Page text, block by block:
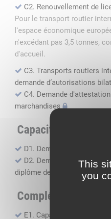
This
you
C2. Renouvellement de
Pour le transport routier
l'espace économique
n'excédant pas 3,5 tonnes,
d'accueil.
C3. Transports routiers
demande d’autorisations
C4. Demande
marchandises
Capacité
D1. Demande
D2. Demande de certificat
diplôme de capacité
Compléments, suivi
E1. Capacité financière